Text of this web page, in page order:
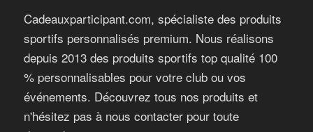
Cadeauxparticipant.com, spécialiste des produits
sportifs personnalisés premium. Nous réalisons
depuis 2013 des produits sportifs top qualité 100
% personnalisables pour votre club ou vos
événements. Découvrez tous nos produits et
n'hésitez pas à nous contacter pour toute